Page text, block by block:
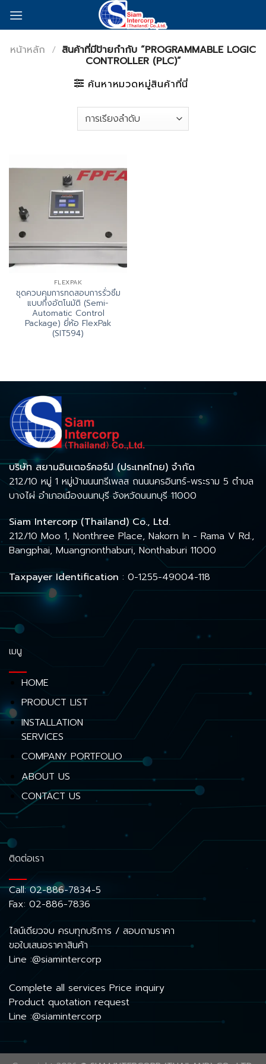
หน้าหลัก / สินค้าที่มีป้ายกำกับ “PROGRAMMABLE LOGIC
CONTROLLER (PLC)”
ค้นหาหมวดหมู่สินค้าที่นี่
FLEXPAK
ชุดควบคุมการทดสอบการรั่วซึม
แบบกึ่งอัตโนมัติ (Semi-
Automatic Control
Package) ยี่ห้อ FlexPak
(SIT594)
บริษัท สยามอินเตอร์คอร์ป (ประเทศไทย) จำกัด
212/10 หมู่ 1 หมู่บ้านนนทรีเพลส ถนนนครอินทร์-พระราม 5 ตำบล
บางไผ่ อำเภอเมืองนนทบุรี จังหวัดนนทบุรี 11000
Siam Intercorp (Thailand) Co., Ltd.
212/10 Moo 1, Nonthree Place, Nakorn In - Rama V Rd.,
Bangphai, Muangnonthaburi, Nonthaburi 11000
Taxpayer Identification : 0-1255-49004-118
เมนู
HOME
PRODUCT LIST
INSTALLATION
SERVICES
COMPANY PORTFOLIO
ABOUT US
CONTACT US
ติดต่อเรา
Call:02-886-7834-5
Fax: 02-886-7836
ไลน์เดียวจบ ครบทุกบริการ / สอบถามราคา
ขอใบเสนอราคาสินค้า
Line :@siamintercorp
Complete all services Price inquiry
Product quotation request
Line :@siamintercorp